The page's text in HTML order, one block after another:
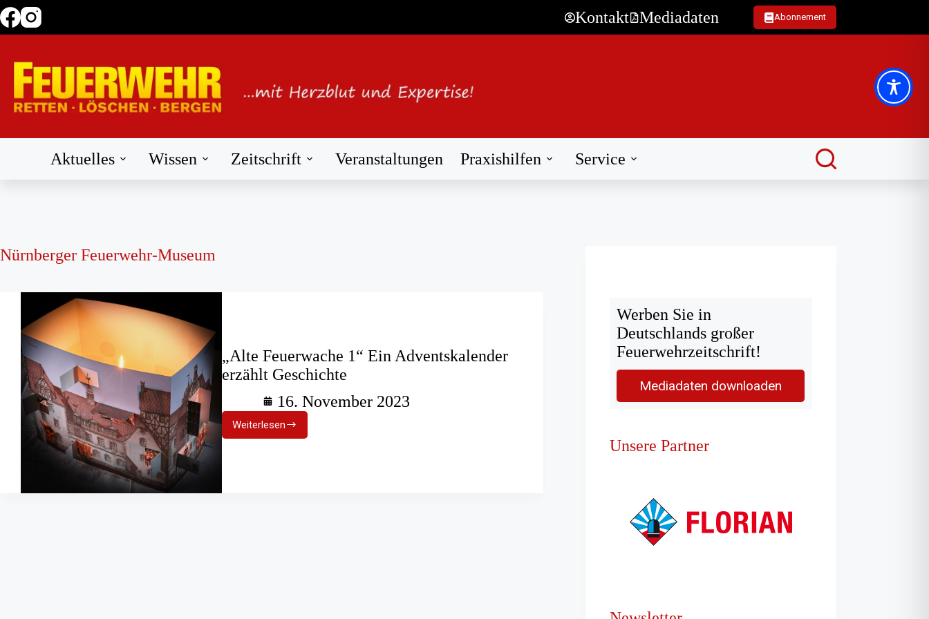
Zum
Inhalt
Kontakt Mediadaten Abonnement
Aktuelles Wissen Zeitschrift Veranstaltungen Praxishilfen Service
Nürnberger Feuerwehr-Museum
„Alte Feuerwache 1“ Ein Adventskalender
erzählt Geschichte
16. November 2023
Weiterlesen
„Alte
Feuerwache
Werben Sie in
Deutschlands großer
Feuerwehrzeitschrift!
Mediadaten downloaden
Unsere Partner